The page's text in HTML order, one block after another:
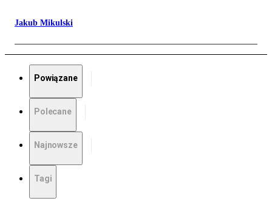
Jakub Mikulski
Powiązane
Polecane
Najnowsze
Tagi